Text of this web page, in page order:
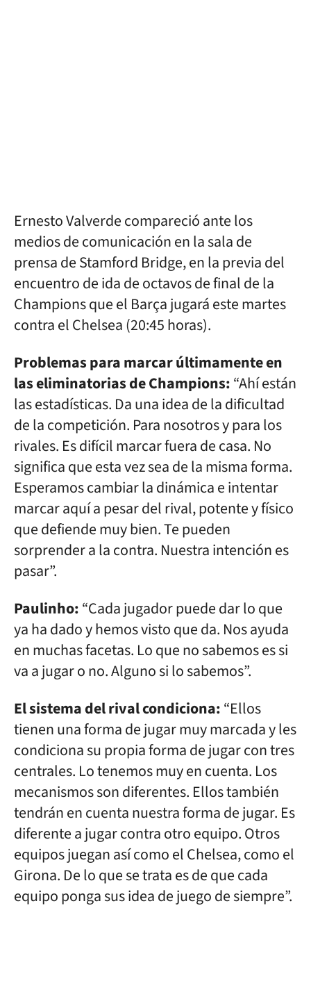
Ernesto Valverde compareció ante los
medios de comunicación en la sala de
prensa de Stamford Bridge, en la previa del
encuentro de ida de octavos de final de la
Champions que el Barça jugará este martes
contra el Chelsea (20:45 horas).
Problemas para marcar últimamente en
las eliminatorias de Champions:“Ahí están
las estadísticas. Da una idea de la dificultad
de la competición. Para nosotros y para los
rivales. Es difícil marcar fuera de casa. No
significa que esta vez sea de la misma forma.
Esperamos cambiar la dinámica e intentar
marcar aquí a pesar del rival, potente y físico
que defiende muy bien. Te pueden
sorprender a la contra. Nuestra intención es
pasar”.
Paulinho:“Cada jugador puede dar lo que
ya ha dado y hemos visto que da. Nos ayuda
en muchas facetas. Lo que no sabemos es si
va a jugar o no. Alguno si lo sabemos”.
El sistema del rival condiciona:“Ellos
tienen una forma de jugar muy marcada y les
condiciona su propia forma de jugar con tres
centrales. Lo tenemos muy en cuenta. Los
mecanismos son diferentes. Ellos también
tendrán en cuenta nuestra forma de jugar. Es
diferente a jugar contra otro equipo. Otros
equipos juegan así como el Chelsea, como el
Girona. De lo que se trata es de que cada
equipo ponga sus idea de juego de siempre”.